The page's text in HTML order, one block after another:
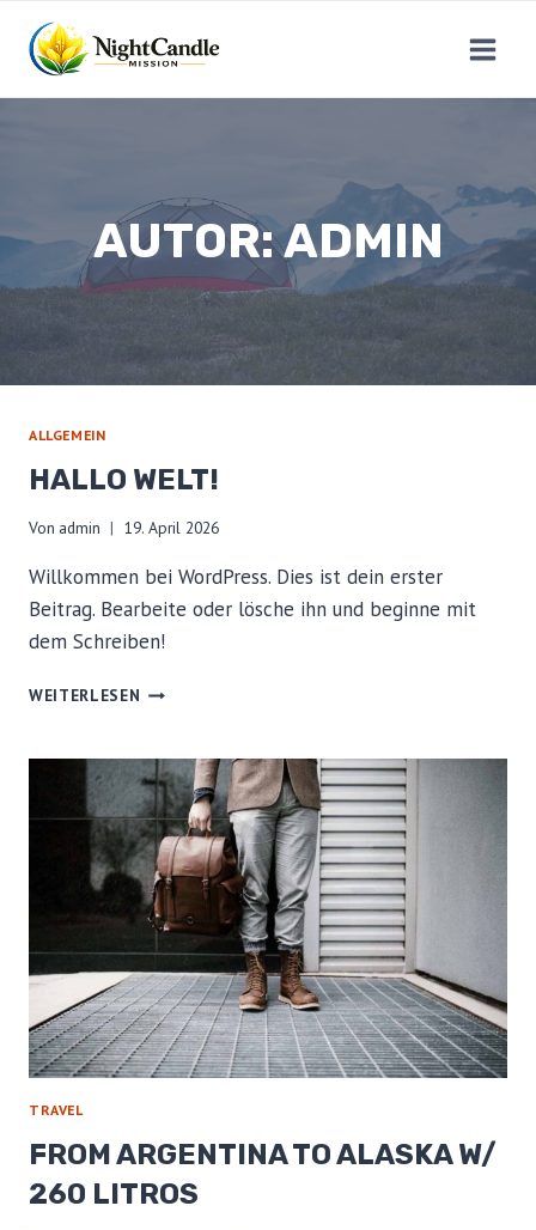
Inhalt
springen
AUTOR: ADMIN
ALLGEMEIN
HALLO WELT!
Von admin 19. April 2026
Willkommen bei WordPress. Dies ist dein erster
Beitrag. Bearbeite oder lösche ihn und beginne mit
dem Schreiben!
WEITERLESEN HALLO
TRAVEL
FROM ARGENTINA TO ALASKA W/
260 LITROS